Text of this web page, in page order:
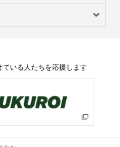
いる人たちを応援します